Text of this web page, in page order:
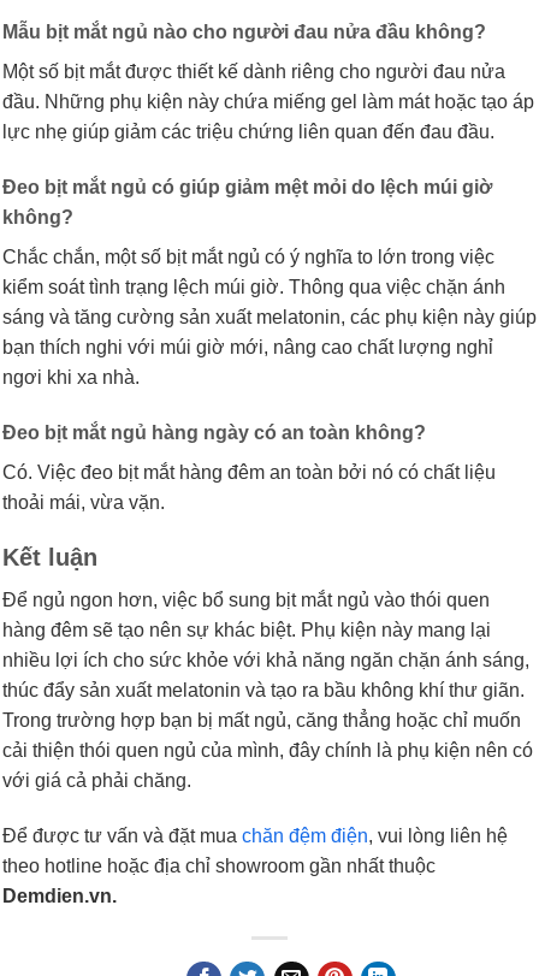
Mẫu bịt mắt ngủ nào cho người đau nửa đầu không?
Một số bịt mắt được thiết kế dành riêng cho người đau nửa
đầu. Những phụ kiện này chứa miếng gel làm mát hoặc tạo áp
lực nhẹ giúp giảm các triệu chứng liên quan đến đau đầu.
Đeo bịt mắt ngủ có giúp giảm mệt mỏi do lệch múi giờ
không?
Chắc chắn, một số bịt mắt ngủ có ý nghĩa to lớn trong việc
kiểm soát tình trạng lệch múi giờ. Thông qua việc chặn ánh
sáng và tăng cường sản xuất melatonin, các phụ kiện này giúp
bạn thích nghi với múi giờ mới, nâng cao chất lượng nghỉ
ngơi khi xa nhà.
Đeo bịt mắt ngủ hàng ngày có an toàn không?
Có. Việc đeo bịt mắt hàng đêm an toàn bởi nó có chất liệu
thoải mái, vừa vặn.
Kết luận
Để ngủ ngon hơn, việc bổ sung bịt mắt ngủ vào thói quen
hàng đêm sẽ tạo nên sự khác biệt. Phụ kiện này mang lại
nhiều lợi ích cho sức khỏe với khả năng ngăn chặn ánh sáng,
thúc đẩy sản xuất melatonin và tạo ra bầu không khí thư giãn.
Trong trường hợp bạn bị mất ngủ, căng thẳng hoặc chỉ muốn
cải thiện thói quen ngủ của mình, đây chính là phụ kiện nên có
với giá cả phải chăng.
Để được tư vấn và đặt mua chăn đệm điện, vui lòng liên hệ
theo hotline hoặc địa chỉ showroom gần nhất thuộc
Demdien.vn.